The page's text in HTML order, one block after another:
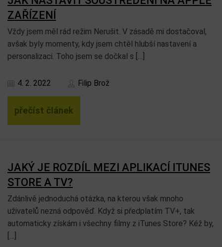
ZAŘÍZENÍ
Vždy jsem měl rád režim Nerušit. V zásadě mi dostačoval,
avšak byly momenty, kdy jsem chtěl hlubší nastavení a
personalizaci. Toho jsem se dočkal s […]
4. 2. 2022 Filip Brož
přečíst článek
JAKÝ JE ROZDÍL MEZI APLIKACÍ ITUNES
STORE A TV?
Zdánlivě jednoduchá otázka, na kterou však mnoho
uživatelů nezná odpověď. Když si předplatím TV+, tak
automaticky získám i všechny filmy z iTunes Store? Kéž by,
[…]